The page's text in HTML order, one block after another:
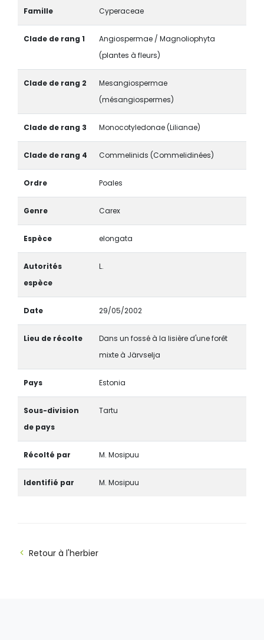
Famille Cyperaceae
Clade de rang 1
Angiospermae / Magnoliophyta
(plantes à fleurs)
Clade de rang 2
Mesangiospermae
(mésangiospermes)
Clade de rang 3 Monocotyledonae (Lilianae)
Clade de rang 4 Commelinids (Commelidinées)
Ordre Poales
Genre Carex
Espèce elongata
Autorités
espèce
L.
Date 29/05/2002
Lieu de récolte
Dans un fossé à la lisière d'une forêt
mixte à Järvselja
Pays Estonia
Sous-division
de pays
Tartu
Récolté par M. Mosipuu
Identifié par M. Mosipuu
Retour à l'herbier